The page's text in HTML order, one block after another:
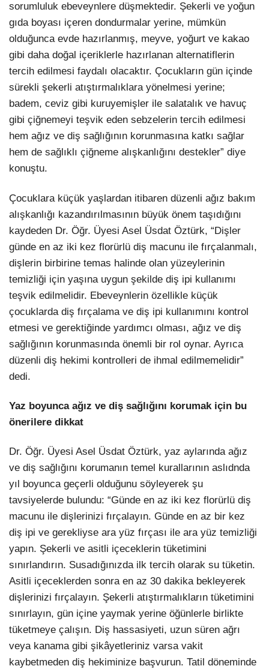
sorumluluk ebeveynlere düşmektedir. Şekerli ve yoğun
gıda boyası içeren dondurmalar yerine, mümkün
olduğunca evde hazırlanmış, meyve, yoğurt ve kakao
gibi daha doğal içeriklerle hazırlanan alternatiflerin
tercih edilmesi faydalı olacaktır. Çocukların gün içinde
sürekli şekerli atıştırmalıklara yönelmesi yerine;
badem, ceviz gibi kuruyemişler ile salatalık ve havuç
gibi çiğnemeyi teşvik eden sebzelerin tercih edilmesi
hem ağız ve diş sağlığının korunmasına katkı sağlar
hem de sağlıklı çiğneme alışkanlığını destekler” diye
konuştu.
Çocuklara küçük yaşlardan itibaren düzenli ağız bakım
alışkanlığı kazandırılmasının büyük önem taşıdığını
kaydeden Dr. Öğr. Üyesi Asel Üsdat Öztürk, “Dişler
günde en az iki kez florürlü diş macunu ile fırçalanmalı,
dişlerin birbirine temas halinde olan yüzeylerinin
temizliği için yaşına uygun şekilde diş ipi kullanımı
teşvik edilmelidir. Ebeveynlerin özellikle küçük
çocuklarda diş fırçalama ve diş ipi kullanımını kontrol
etmesi ve gerektiğinde yardımcı olması, ağız ve diş
sağlığının korunmasında önemli bir rol oynar. Ayrıca
düzenli diş hekimi kontrolleri de ihmal edilmemelidir”
dedi.
Yaz boyunca ağız ve diş sağlığını korumak için bu
önerilere dikkat
Dr. Öğr. Üyesi Asel Üsdat Öztürk, yaz aylarında ağız
ve diş sağlığını korumanın temel kurallarının aslıdnda
yıl boyunca geçerli olduğunu söyleyerek şu
tavsiyelerde bulundu: “Günde en az iki kez florürlü diş
macunu ile dişlerinizi fırçalayın. Günde en az bir kez
diş ipi ve gerekliyse ara yüz fırçası ile ara yüz temizliği
yapın. Şekerli ve asitli içeceklerin tüketimini
sınırlandırın. Susadığınızda ilk tercih olarak su tüketin.
Asitli içeceklerden sonra en az 30 dakika bekleyerek
dişlerinizi fırçalayın. Şekerli atıştırmalıkların tüketimini
sınırlayın, gün içine yaymak yerine öğünlerle birlikte
tüketmeye çalışın. Diş hassasiyeti, uzun süren ağrı
veya kanama gibi şikâyetleriniz varsa vakit
kaybetmeden diş hekiminize başvurun. Tatil döneminde